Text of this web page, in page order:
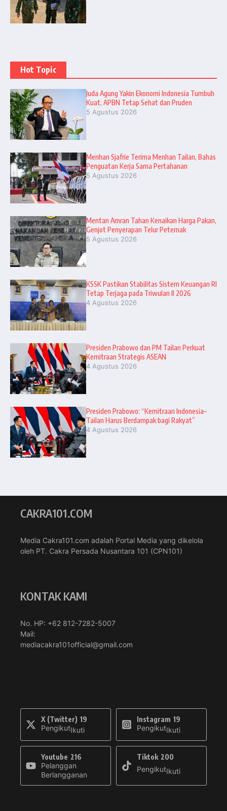
Hot Topic
Juda Agung Yakin Ekonomi Indonesia Tumbuh
Kuat, APBN Tetap Sehat dan Pruden
5 Agustus 2026
Menhan Sjafrie Terima Menhan Tailan, Bahas
Penguatan Kerja Sama Pertahanan
5 Agustus 2026
Mentan Amran Tahan Kenaikan Harga Pakan,
Genjot Penyerapan Telur Peternak
5 Agustus 2026
KSSK Pastikan Stabilitas Sistem Keuangan RI
Tetap Terjaga pada Triwulan II 2026
4 Agustus 2026
Presiden Prabowo dan PM Tailan Perkuat
Kemitraan Strategis ASEAN
4 Agustus 2026
Presiden Prabowo: “Kemitraan Indonesia–
Tailan Harus Berdampak bagi Rakyat”
4 Agustus 2026
CAKRA101.COM
Media Cakra101.com adalah Portal Media yang dikelola
oleh PT. Cakra Persada Nusantara 101 (CPN101)
KONTAK KAMI
No. HP: +62 812-7282-5007
Mail:
mediacakra101official@gmail.com
X (Twitter) 19
PengikutIkuti
Instagram 19
PengikutIkuti
Youtube 216
Pelanggan
Berlangganan
Tiktok 200
PengikutIkuti